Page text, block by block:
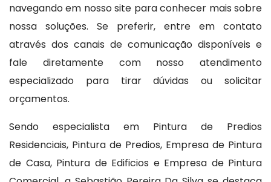
navegando em nosso site para conhecer mais sobre
nossa soluções. Se preferir, entre em contato
através dos canais de comunicação disponíveis e
fale diretamente com nosso atendimento
especializado para tirar dúvidas ou solicitar
orçamentos.
Sendo especialista em Pintura de Predios
Residenciais, Pintura de Predios, Empresa de Pintura
de Casa, Pintura de Edificios e Empresa de Pintura